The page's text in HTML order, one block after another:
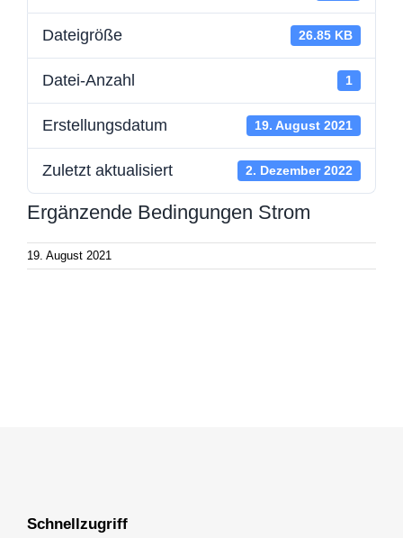
Dateigröße 26.85 KB
Datei-Anzahl 1
Erstellungsdatum 19. August 2021
Zuletzt aktualisiert 2. Dezember 2022
Ergänzende Bedingungen Strom
19. August 2021
Schnellzugriff